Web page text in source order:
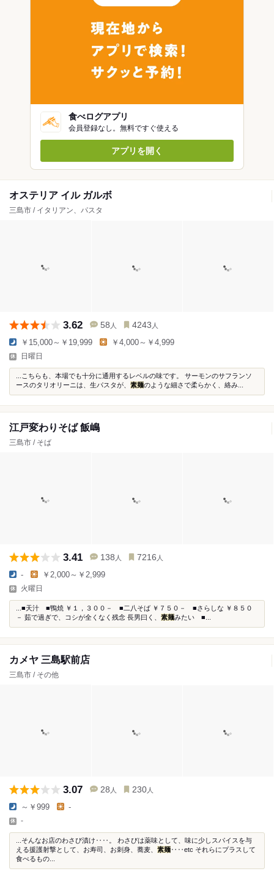
食べログアプリ
会員登録なし。無料ですぐ使える
アプリを開く
オステリア イル ガルボ
三島市 / イタリアン、パスタ
3.62 58 人 4243 人
￥15,000～￥19,999 ￥4,000～￥4,999
日曜日
...こちらも、本場でも十分に通用するレベルの味です。 サーモンのサフランソ
ースのタリオリーニは、生パスタが、 素麺のような細さで柔らかく、絡み...
江戸変わりそば 飯嶋
三島市 / そば
3.41 138 人 7216 人
- ￥2,000～￥2,999
火曜日
...■天汁 ■鴨焼 ￥１，３００－ ■二八そば ￥７５０－ ■さらしな ￥８５０
－ 茹で過ぎで、コシが全くなく残念 長男曰く、 素麺みたい ■...
カメヤ 三島駅前店
三島市 / その他
3.07 28 人 230 人
～￥999 -
-
...そんなお店のわさび漬け‥‥。 わさびは薬味として、味に少しスパイスを与
える援護射撃として、お寿司、お刺身、蕎麦、 素麺‥‥etc それらにプラスして
食べるもの...